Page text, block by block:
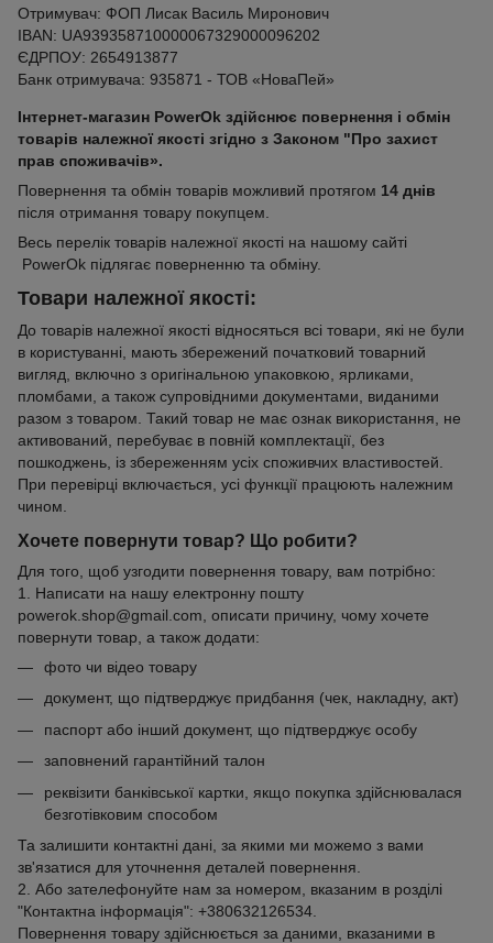
Отримувач: ФОП Лисак Василь Миронович
IBAN: UA939358710000067329000096202
ЄДРПОУ: 2654913877
Банк отримувача: 935871 - ТОВ «НоваПей»
Інтернет-магазин PowerOk здійснює повернення і обмін
товарів належної якості згідно з Законом "Про захист
прав споживачів».
Повернення та обмін товарів можливий протягом 14 днів
після отримання товару покупцем.
Весь перелік товарів належної якості на нашому сайті
PowerOk підлягає поверненню та обміну.
Товари належної якості:
До товарів належної якості відносяться всі товари, які не були
в користуванні, мають збережений початковий товарний
вигляд, включно з оригінальною упаковкою, ярликами,
пломбами, а також супровідними документами, виданими
разом з товаром. Такий товар не має ознак використання, не
активований, перебуває в повній комплектації, без
пошкоджень, із збереженням усіх споживчих властивостей.
При перевірці включається, усі функції працюють належним
чином.
Хочете повернути товар? Що робити?
Для того, щоб узгодити повернення товару, вам потрібно:
1. Написати на нашу електронну пошту
powerok.shop@gmail.com, описати причину, чому хочете
повернути товар, а також додати:
фото чи відео товару
документ, що підтверджує придбання (чек, накладну, акт)
паспорт або інший документ, що підтверджує особу
заповнений гарантійний талон
реквізити банківської картки, якщо покупка здійснювалася
безготівковим способом
Та залишити контактні дані, за якими ми можемо з вами
зв'язатися для уточнення деталей повернення.
2. Або зателефонуйте нам за номером, вказаним в розділі
"Контактна інформація": +380632126534.
Повернення товару здійснюється за даними, вказаними в